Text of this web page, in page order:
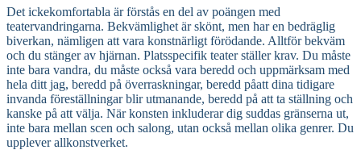
Det ickekomfortabla är förstås en del av poängen med
teatervandringarna. Bekvämlighet är skönt, men har en bedräglig
biverkan, nämligen att vara konstnärligt förödande. Alltför bekväm
och du stänger av hjärnan. Platsspecifik teater ställer krav. Du måste
inte bara vandra, du måste också vara beredd och uppmärksam med
hela ditt jag, beredd på överraskningar, beredd påatt dina tidigare
invanda föreställningar blir utmanande, beredd på att ta ställning och
kanske på att välja. När konsten inkluderar dig suddas gränserna ut,
inte bara mellan scen och salong, utan också mellan olika genrer. Du
upplever allkonstverket.